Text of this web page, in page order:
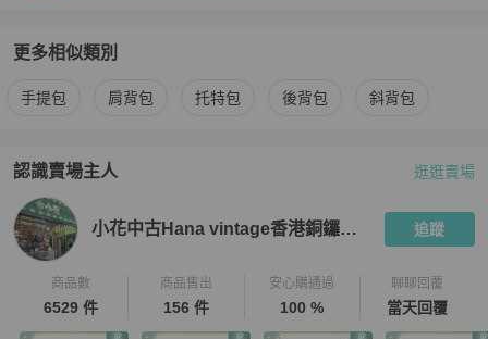
更多相似類別
更多Hermès 女包相似商品推薦
手提包 肩背包 托特包 後背包 斜背包
認識賣場主人
PopChill 拍拍圈嚴選賣家 小花中古Hana vintage香港銅鑼灣店
逛逛賣場
小花中古Hana vintage香港銅鑼灣店 追蹤
商品數
6529 件
商品售出
156 件
安心購通過
100 %
聊聊回覆
當天回覆